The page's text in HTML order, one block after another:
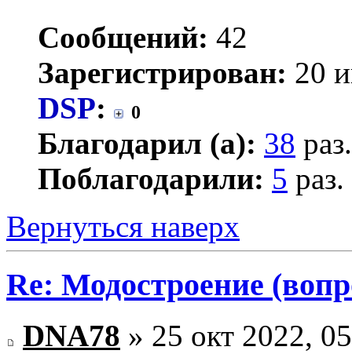
Сообщений: 42
Зарегистрирован: 20
DSP: 0
Благодарил (а): 38 раз.
Поблагодарили: 5 раз.
Вернуться наверх
Re: Модостроение
DNA78 » 25 окт 2022,